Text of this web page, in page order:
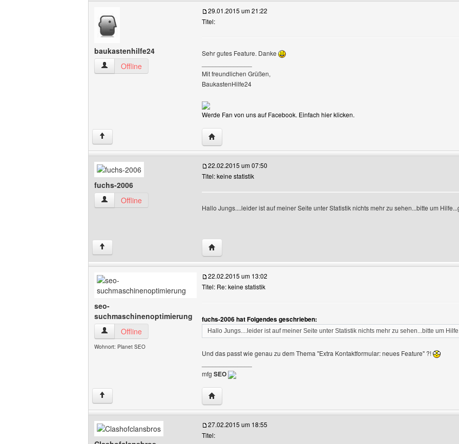
baukastenhilfe24
baukastenhilfe24 Benutzer-Profile anzeigen
Offline
29.01.2015 um 21:22
Titel:
Sehr gutes Feature. Danke
Mit freundlichen Grüßen,
BaukastenHilfe24
Werde Fan von uns auf Facebook. Einfach hier klicken.
↑ Website dieses Benutzers besuchen: baukastenhilfe24
fuchs-2006
fuchs-2006 Benutzer-Profile anzeigen
Offline
22.02.2015 um 07:50
Titel: keine statistik
Hallo Jungs....leider ist auf meiner Seite unter Statistik nichts mehr zu sehen...bitte um
↑ Website dieses Benutzers besuchen: fuchs-2006
seo-
suchmaschinenoptimierung
seo-suchmaschinenoptimierung Benutzer-Profile anzeigen
Offline
Wohnort: Planet SEO
22.02.2015 um 13:02
Titel: Re: keine statistik
fuchs-2006 hat Folgendes geschrieben:
Hallo Jungs....leider ist auf meiner Seite unter Statistik nichts mehr zu sehen...bitte um
Und das passt wie genau zu dem Thema "Extra Kontaktformular: neues Feature" ?!
mfg SEO
↑ Website dieses Benutzers besuchen: seo-suchmaschinenoptimierung
27.02.2015 um 18:55
Titel: